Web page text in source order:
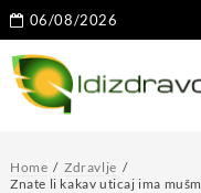
06/08/2026
Home
Zdravlje
Znate li kakav uticaj ima